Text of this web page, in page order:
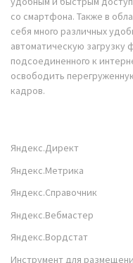
со смартфона. Также в
себя много различных
автоматическую загрузку
подсоединенного к
освободить
кадров.
Яндекс.Директ
Яндекс.Метрика
Яндекс.Справочник
Яндекс.Вебмастер
Яндекс.Вордстат
Инструмент для